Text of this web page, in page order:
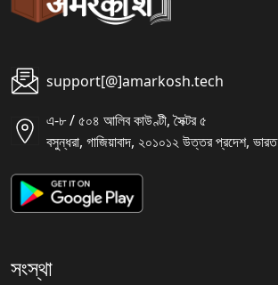
support[@]amarkosh.tech
এ-৮ / ৫০৪ আলিব কাউণ্টী, সৈক্টর ৫
বসুন্ধরা, গাজিয়াবাদ, ২০১০১২ উত্তর প্রদেশ, ভারত
সংস্থা